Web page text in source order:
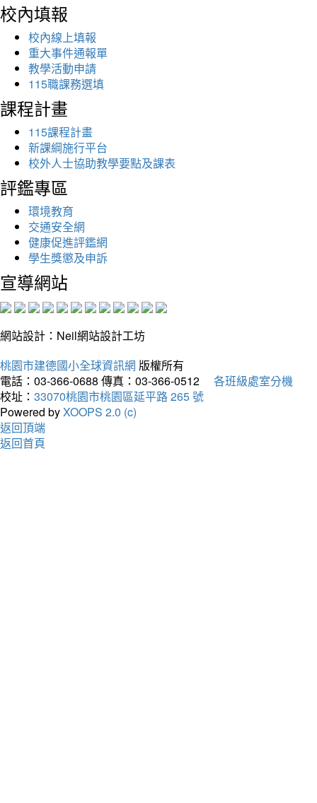
校內填報
校內線上填報
重大事件通報單
教學活動申請
115職課務選填
課程計畫
115課程計畫
新課綱施行平台
校外人士協助教學要點及課表
評鑑專區
環境教育
交通安全網
健康促進評鑑網
學生獎懲及申訴
宣導網站
網站設計：Neil網站設計工坊
桃園市建德國小全球資訊網 版權所有
電話：03-366-0688 傳真：03-366-0512
各班級處室分機
校址： 33070桃園市桃園區延平路 265 號
Powered byXOOPS 2.0 (c)
返回頂端
返回首頁